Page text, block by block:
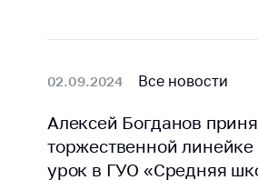
02.09.2024 Все новости
Алексей Богданов
торжественной
урок в ГУО «Средняя